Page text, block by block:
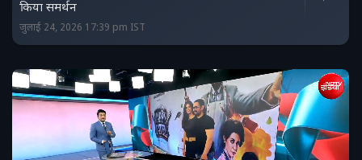
किया समर्थन
जुलाई 24, 2026 17:39 pm IST